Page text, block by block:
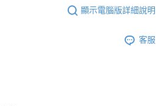
顯示電腦版詳細說明
客服